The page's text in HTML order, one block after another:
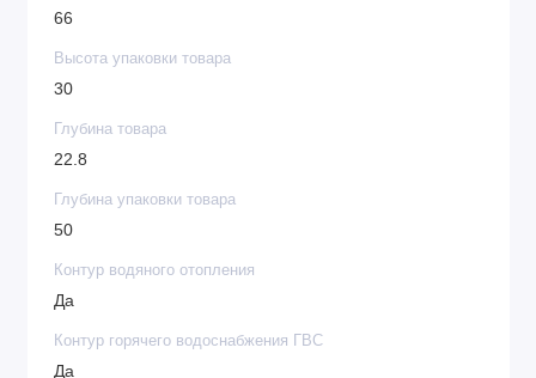
66
Высота упаковки товара
30
Глубина товара
22.8
Глубина упаковки товара
50
Контур водяного отопления
Да
Контур горячего водоснабжения ГВС
Да